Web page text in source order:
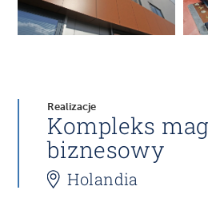
Realizacje
Kompleks
biznesowy
Holandia